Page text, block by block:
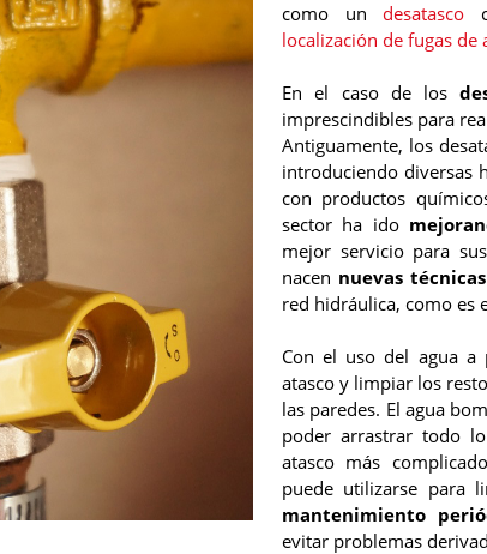
como un desatasco
localización de fugas de
En el caso de los
imprescindibles para
Antiguamente, los
introduciendo diversas
con productos
sector ha ido
mejor servicio para
nacen nuevas
red hidráulica, como es
Con el uso del agua a
atasco y limpiar los
las paredes. El agua
poder arrastrar todo
atasco más
puede utilizarse para
mantenimiento
evitar problemas